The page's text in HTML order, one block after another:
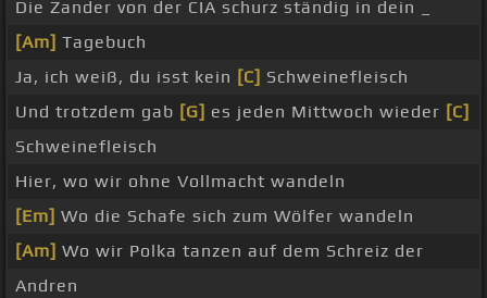
Die Zander von der CIA schurz ständig in dein _
[Am] Tagebuch
Ja, ich weiß, du isst kein [C] Schweinefleisch
Und trotzdem gab [G] es jeden Mittwoch wieder [C]
Schweinefleisch
Hier, wo wir ohne Vollmacht wandeln
[Em] Wo die Schafe sich zum Wölfer wandeln
[Am] Wo wir Polka tanzen auf dem Schreiz der
Andren